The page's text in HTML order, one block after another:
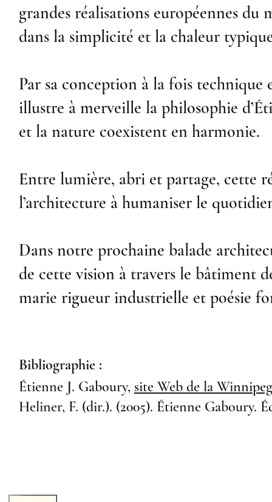
grandes réalisations européennes
dans la simplicité et la chaleur
Par sa conception à la fois technique
illustre à merveille la philosophie
et la nature coexistent en harmonie.
Entre lumière, abri et partage, cette
l’architecture à humaniser le
Dans notre prochaine balade
de cette vision à travers le bâtiment
marie rigueur industrielle et poésie
Bibliographie :
Étienne J. Gaboury, site Web de la
Heliner, F. (dir.). (2005). Étienne Gaboury.